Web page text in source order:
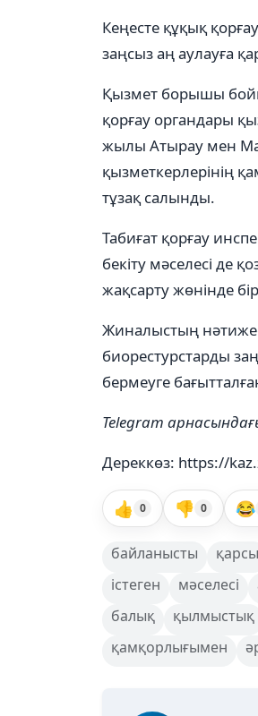
Кеңесте құқық
заңсыз аң аулауға
Қызмет борышы
қорғау органдары
жылы Атырау мен
қызметкерлерінің
тұзақ салынды.
Табиғат қорғау
бекіту мәселесі де
жақсарту жөнінде
Жиналыстың
биорестурстарды
бермеуге
Telegram
Дереккөз: https://
👍 0 👎 0 😂
байланысты қарсы
істеген
мәселесі
балық
қылмыстық
қамқорлығымен